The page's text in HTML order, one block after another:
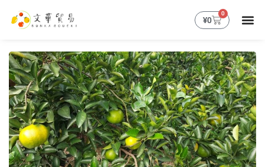
¥0
0
購
物